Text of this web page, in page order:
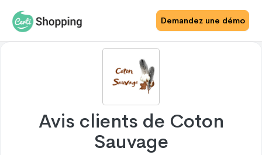
Demandez une démo
Avis clients de Coton
Sauvage